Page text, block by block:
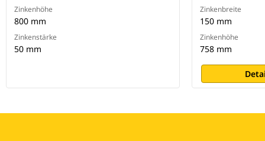
Zinkenhöhe
800 mm
Zinkenstärke
50 mm
Zinkenbreite
150 mm
Zinkenhöhe
758 mm